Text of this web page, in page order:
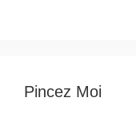
Pincez Moi